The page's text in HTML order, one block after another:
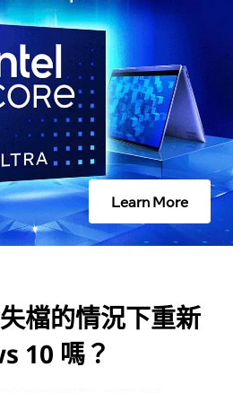
Learn More
檔的情況下重新
10 嗎？